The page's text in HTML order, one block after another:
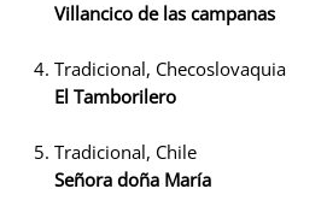
Villancico de las campanas
Tradicional, Checoslovaquia
El Tamborilero
Tradicional, Chile
Señora doña María